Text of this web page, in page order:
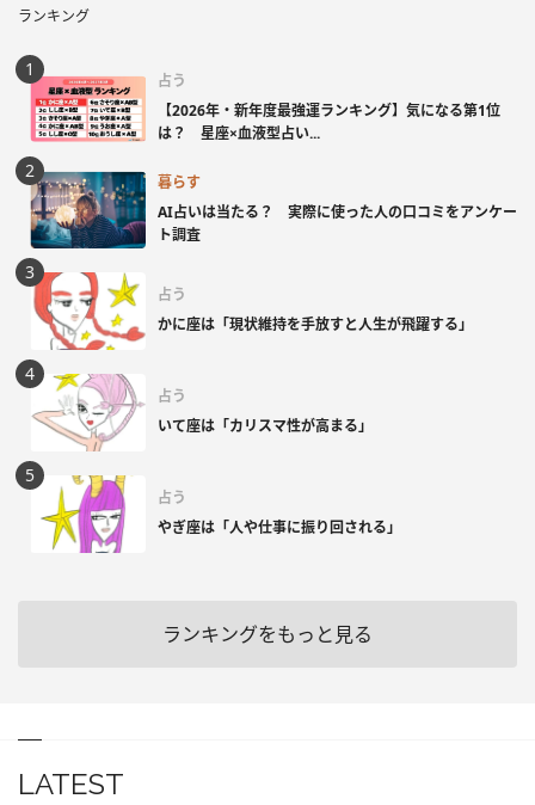
ランキング
占う
【2026年・新年度最強運ランキング】気になる第1位
は？ 星座×血液型占い...
暮らす
AI占いは当たる？ 実際に使った人の口コミをアンケー
ト調査
占う
かに座は「現状維持を手放すと人生が飛躍する」
占う
いて座は「カリスマ性が高まる」
占う
やぎ座は「人や仕事に振り回される」
ランキングをもっと見る
LATEST